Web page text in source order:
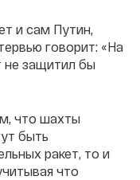
и сам Путин,
говорит: «На
не защитил бы
что шахты
быть
ракет, то и
что